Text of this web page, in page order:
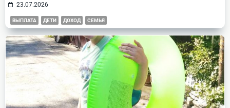
23.07.2026
ВЫПЛАТА ДЕТИ ДОХОД СЕМЬЯ